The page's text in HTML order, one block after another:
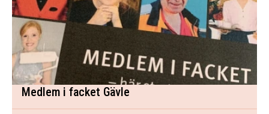
Medlem i facket Gävle